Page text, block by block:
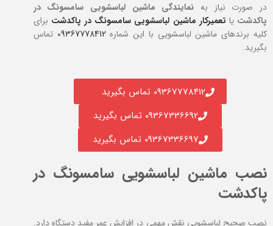
در صورت نیاز به نمایندگی ماشین لباسشویی سامسونگ در
پاکدشت یا تعمیرکار ماشین لباسشویی سامسونگ در پاکدشت برای
کلیه برند‌های ماشین لباسشویی با این شماره09367778412 تماس
بگیرید.
09367778412 تماس بگیرید
09367336692 تماس بگیرید
09367336697 تماس بگیرید
نصب ماشین لباسشویی سامسونگ در
پاکدشت
نصب صحیح لباسشویی نقش مهمی در افزایش عمر مفید دستگاه دارد.